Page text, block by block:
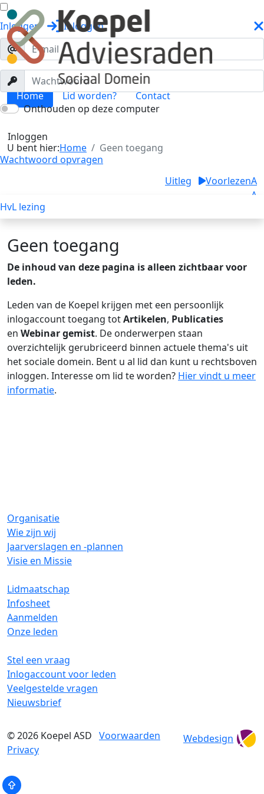
Inloggen Inloggen
Onthouden op deze computer
Inloggen
Wachtwoord opvragen
HvL lezing
Home Lid worden? Contact
U bent hier:Home Geen toegang
Uitleg VoorlezenA
A
Geen toegang
De inhoud van deze pagina is alleen zichtbaar voor
leden.
Leden van de Koepel krijgen met een persoonlijk
inlogaccount toegang totArtikelen, Publicaties
en Webinar gemist. De onderwerpen staan
overzichtelijk gerubriceerd binnen actuele thema's uit
het sociale domein. Bent u al lid dan kunt u rechtsboven
inloggen. Interesse om lid te worden? Hier vindt u meer
informatie.
Organisatie
Wie zijn wij
Jaarverslagen en -plannen
Visie en Missie
Lidmaatschap
Infosheet
Aanmelden
Onze leden
Stel een vraag
Inlogaccount voor leden
Veelgestelde vragen
Nieuwsbrief
© 2026 Koepel ASD Voorwaarden
Privacy
Webdesign